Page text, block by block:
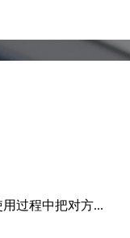
过程中把对方...